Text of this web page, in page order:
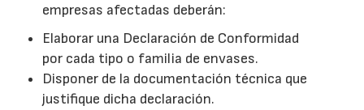
empresas afectadas deberán:
Elaborar una Declaración de Conformidad
por cada tipo o familia de envases.
Disponer de la documentación técnica que
justifique dicha declaración.